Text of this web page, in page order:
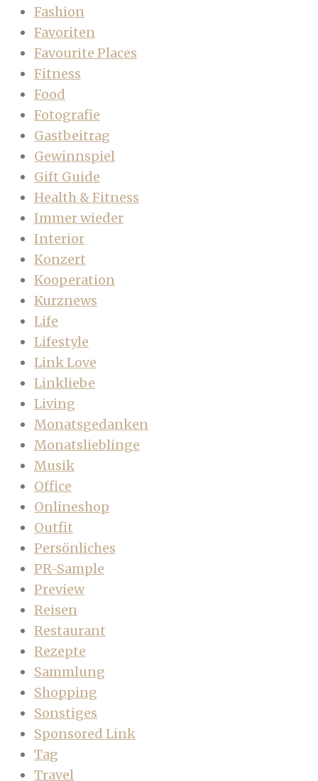
Fashion
Favoriten
Favourite Places
Fitness
Food
Fotografie
Gastbeitrag
Gewinnspiel
Gift Guide
Health & Fitness
Immer wieder
Interior
Konzert
Kooperation
Kurznews
Life
Lifestyle
Link Love
Linkliebe
Living
Monatsgedanken
Monatslieblinge
Musik
Office
Onlineshop
Outfit
Persönliches
PR-Sample
Preview
Reisen
Restaurant
Rezepte
Sammlung
Shopping
Sonstiges
Sponsored Link
Tag
Travel